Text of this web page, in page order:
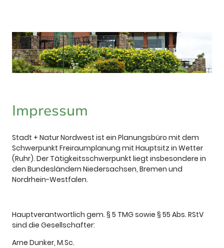
Impressum
Stadt + Natur Nordwest ist ein Planungsbüro mit dem
Schwerpunkt Freiraumplanung mit Hauptsitz in Wetter
(Ruhr). Der Tätigkeitsschwerpunkt liegt insbesondere in
den Bundesländern Niedersachsen, Bremen und
Nordrhein-Westfalen.
Hauptverantwortlich gem. § 5 TMG sowie § 55 Abs. RStV
sind die Gesellschafter:
Arne Dunker, M.Sc.